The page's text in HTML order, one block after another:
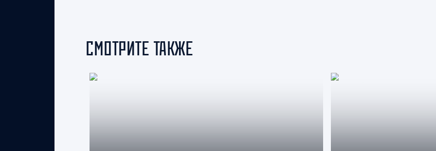
СМОТРИТЕ ТАКЖЕ